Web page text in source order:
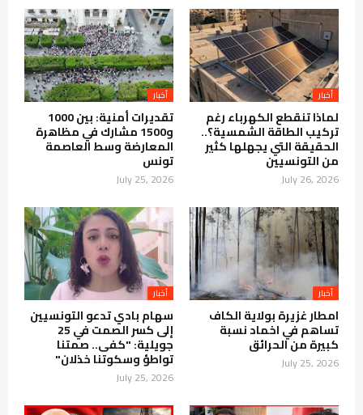
أخبار
لماذا تنقطع الكهرباء رغم
تركيب الطاقة الشمسية؟..
الحقيقة التي يجهلها كثير
من التونسيين
July 26, 2026
أخبار
تقديرات أمنية: بين 1000
و1500 مشارك في مظاهرة
المعارضة وسط العاصمة
تونس
July 25, 2026
أخبار
امطار غزيرة بولاية الكاف
تساهم في اخماد نسبة
كبيرة من الحرائق
July 25, 2026
أخبار
سهام بادي تدعو التونسيين
إلى كسر الصمت في 25
جويلية: "كفى.. صمتنا
تواطؤ وسكوتنا خذلان"
July 25, 2026